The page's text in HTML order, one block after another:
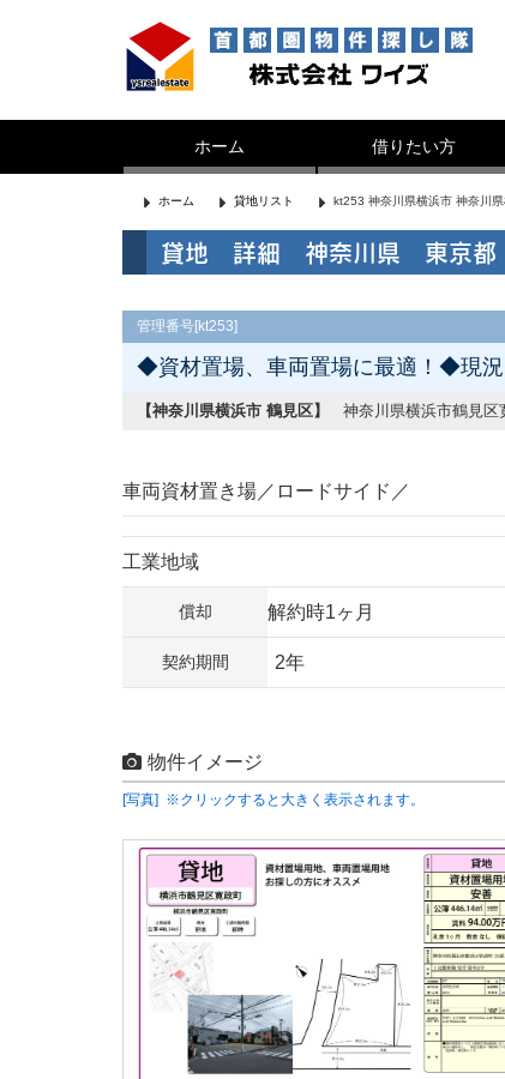
ホーム 借りたい方
ホーム 貸地リスト kt253 神奈川県横浜市 神奈川
貸地 詳細 神奈川県 東京
管理番号[kt253]
◆資材置場、車両置場に最適！◆現
【神奈川県横浜市 鶴見区】 神奈川県横浜市鶴見
車両資材置き場／ロードサイド／
工業地域
償却 解約時1ヶ月
契約期間 2年
物件イメージ
[写真] ※クリックすると大きく表示されます。